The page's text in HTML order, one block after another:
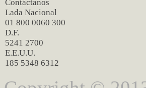
Contáctanos
Lada Nacional
01 800 0060 300
D.F.
5241 2700
E.E.U.U.
185 5348 6312